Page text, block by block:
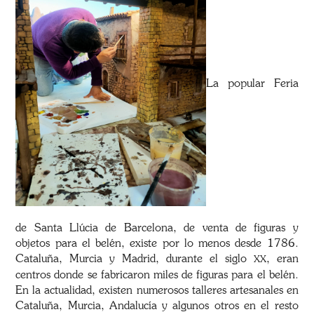
La popular Feria
de Santa Llúcia de Barcelona, de venta de figuras y
objetos para el belén, existe por lo menos desde 1786.
Cataluña, Murcia y Madrid, durante el siglo
XX, eran
centros donde se fabricaron miles de figuras para el belén.
En la actualidad, existen numerosos talleres artesanales en
Cataluña, Murcia, Andalucía y algunos otros en el resto